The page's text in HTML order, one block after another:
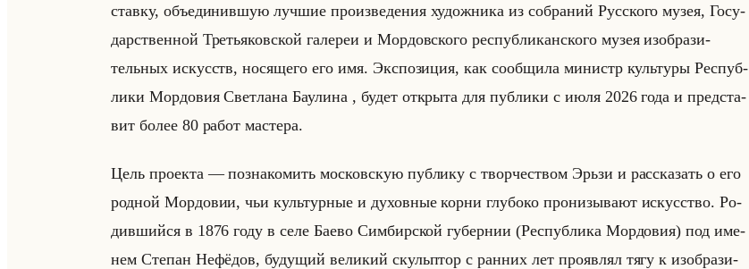
став­ку, объеди­нив­шую луч­шие про­из­ве­де­ния ху­дож­ни­ка из со­бра­ний Рус­ско­го музея, Го­су­
дар­ствен­ной Тре­тья­ков­ской га­ле­реи и Мор­дов­ско­го рес­пуб­ли­кан­ско­го музея изоб­ра­зи­
тельных ис­кусств, но­ся­ще­го его имя. Экс­по­зи­ция, как со­об­щи­ла ми­нистр культу­ры Рес­пуб­
ли­ки Мор­до­вия Свет­ла­на Ба­ули­на , будет от­кры­та для пуб­ли­ки с июля 2026 года и пред­ста­
вит более 80 работ ма­сте­ра.
Цель про­ек­та — по­зна­ко­мить мос­ков­скую пуб­ли­ку с твор­че­ством Эрьзи и рас­ска­зать о его
род­ной Мор­до­вии, чьи культур­ные и ду­хов­ные корни глу­бо­ко про­ни­зы­ва­ют ис­кус­ство. Ро­
див­шийся в 1876 году в селе Баево Сим­бир­ской гу­бер­нии (Рес­пуб­ли­ка Мор­до­вия) под име­
нем Сте­пан Нефё­дов, бу­ду­щий ве­ли­кий скульптор с ран­них лет про­яв­лял тягу к изоб­ра­зи­